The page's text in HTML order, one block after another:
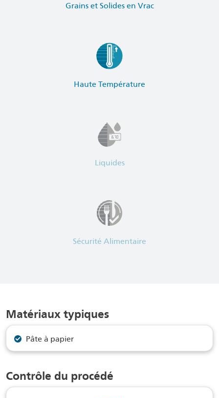
Grains et Solides en Vrac
Haute Température
Liquides
Sécurité Alimentaire
Matériaux typiques
Pâte à papier
Contrôle du procédé